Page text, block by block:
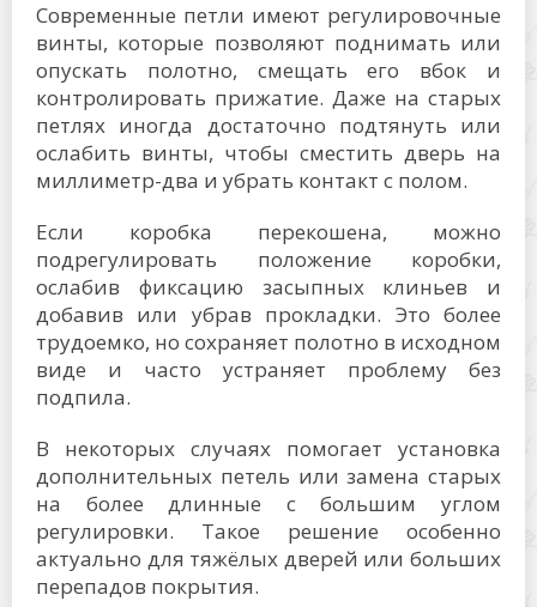
Современные петли имеют регулировочные
винты, которые позволяют поднимать или
опускать полотно, смещать его вбок и
контролировать прижатие. Даже на старых
петлях иногда достаточно подтянуть или
ослабить винты, чтобы сместить дверь на
миллиметр-два и убрать контакт с полом.
Если коробка перекошена, можно
подрегулировать положение коробки,
ослабив фиксацию засыпных клиньев и
добавив или убрав прокладки. Это более
трудоемко, но сохраняет полотно в исходном
виде и часто устраняет проблему без
подпила.
В некоторых случаях помогает установка
дополнительных петель или замена старых
на более длинные с большим углом
регулировки. Такое решение особенно
актуально для тяжёлых дверей или больших
перепадов покрытия.